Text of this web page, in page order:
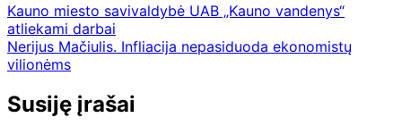
Kauno miesto savivaldybė UAB „Kauno vandenys“
atliekami darbai
Nerijus Mačiulis. Infliacija nepasiduoda ekonomistų
vilionėms
Susiję įrašai